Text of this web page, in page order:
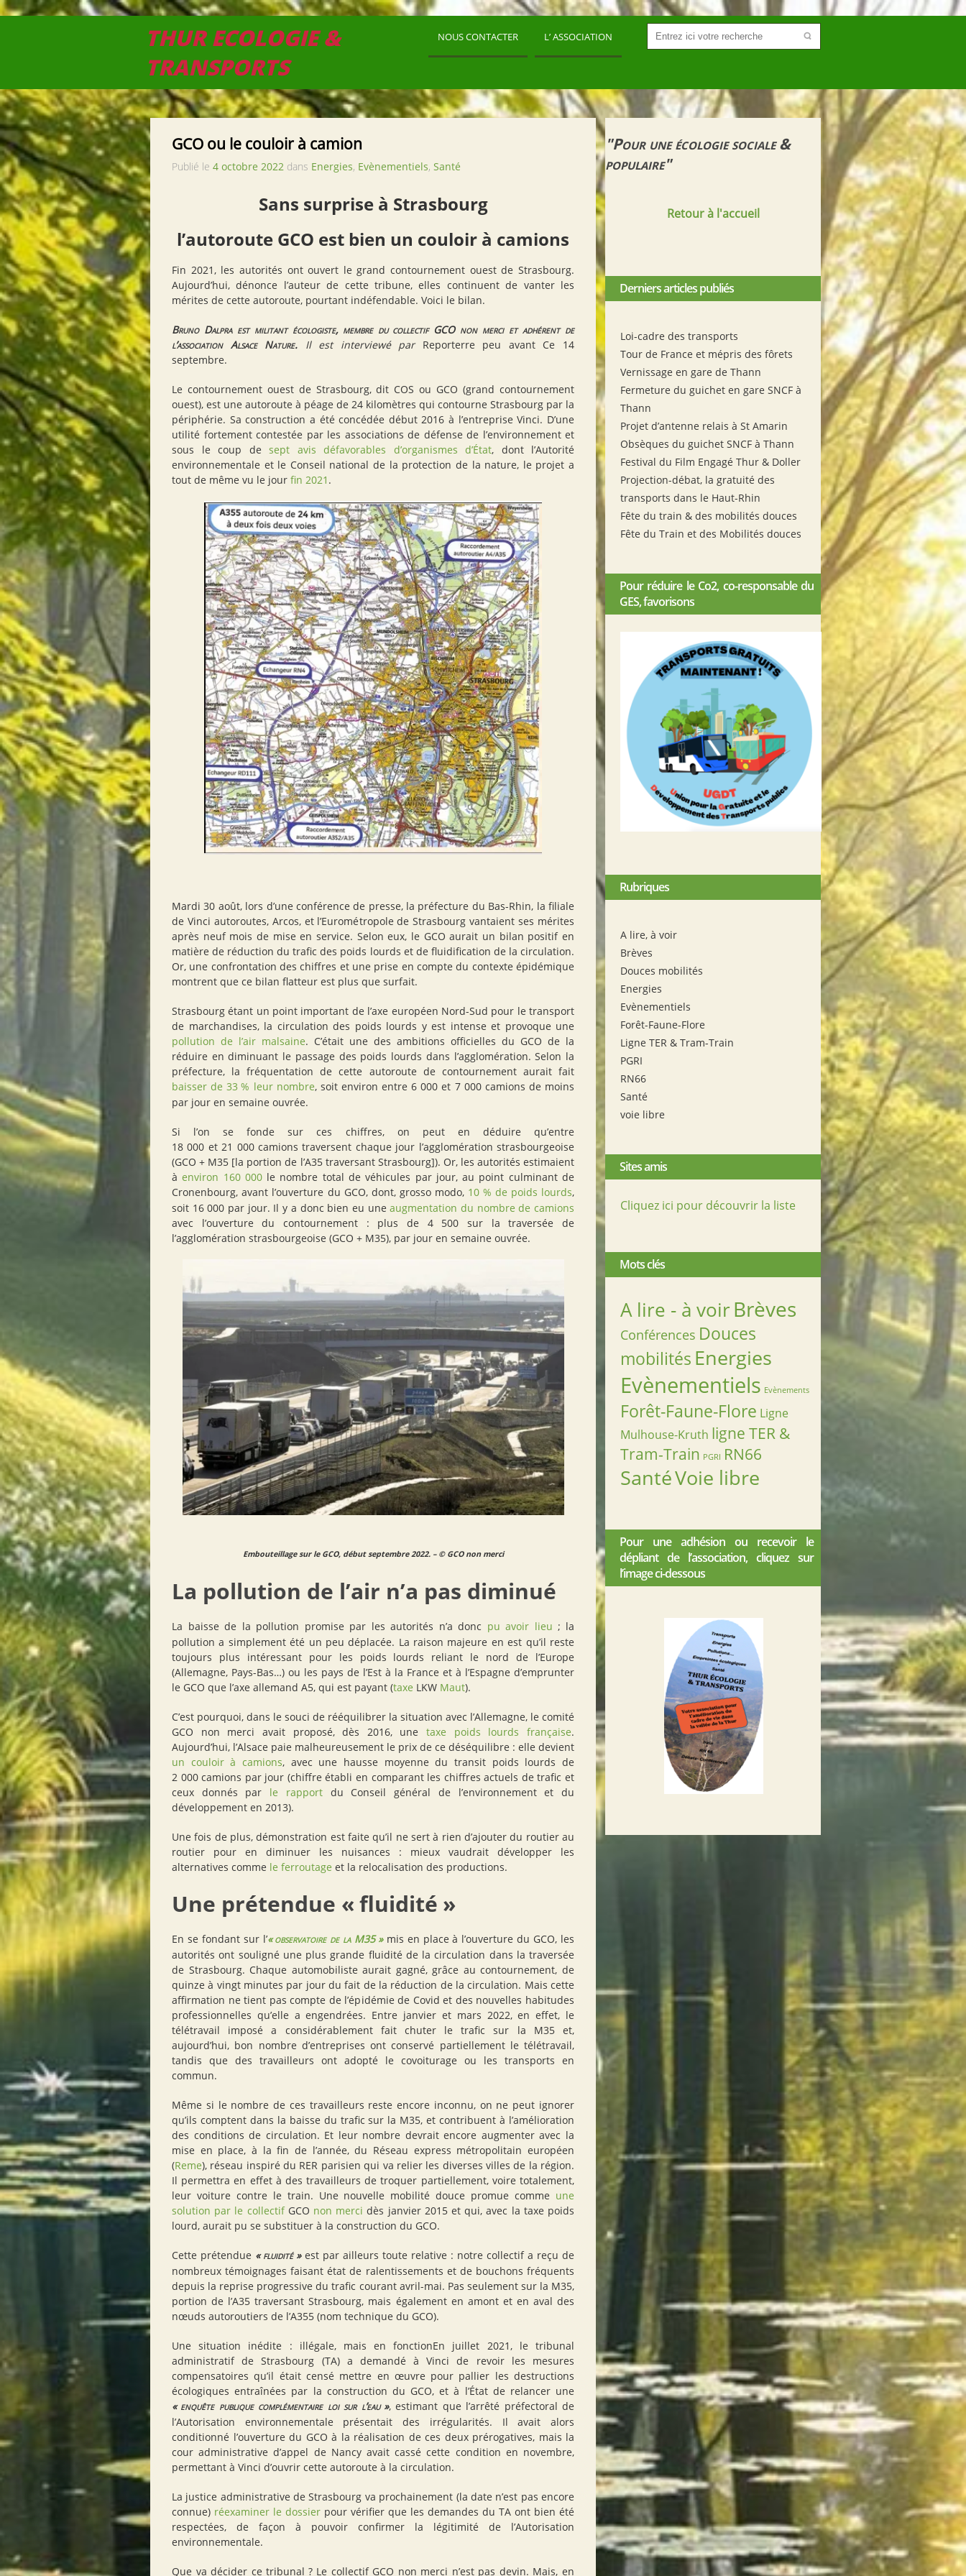
THUR ECOLOGIE &
TRANSPORTS
NOUS CONTACTER L’ ASSOCIATION
"Pour une écologie sociale &
populaire"
Retour à l'accueil
Derniers articles publiés
Loi-cadre des transports
Tour de France et mépris des fôrets
Vernissage en gare de Thann
Fermeture du guichet en gare SNCF à
Thann
Projet d’antenne relais à St Amarin
Obsèques du guichet SNCF à Thann
Festival du Film Engagé Thur & Doller
Projection-débat, la gratuité des
transports dans le Haut-Rhin
Fête du train & des mobilités douces
Fête du Train et des Mobilités douces
Pour réduire le Co2, co-responsable du
GES, favorisons
Rubriques
A lire, à voir
Brèves
Douces mobilités
Energies
Evènementiels
Forêt-Faune-Flore
Ligne TER & Tram-Train
PGRI
RN66
Santé
voie libre
Sites amis
Cliquez ici pour découvrir la liste
Mots clés
A lire - à voirBrèves
Conférences Douces
mobilités Energies
Evènementiels Evènements
Forêt-Faune-Flore Ligne
Mulhouse-Kruth ligne TER &
Tram-Train PGRI RN66
SantéVoie libre
Pour une adhésion ou recevoir le
dépliant de l’association, cliquez sur
l’image ci-dessous
GCO ou le couloir à camion
Publié le 4 octobre 2022 dans Energies, Evènementiels, Santé
Sans surprise à Strasbourg
l’autoroute GCO est bien un couloir à camions
Fin 2021, les autorités ont ouvert le grand contournement ouest de Strasbourg.
Aujourd’hui, dénonce l’auteur de cette tribune, elles continuent de vanter les
mérites de cette autoroute, pourtant indéfendable. Voici le bilan.
Bruno Dalpra est militant écologiste, membre du collectif GCOnon merci et adhérent de
l’association Alsace Nature. Il est interviewé parReporterre peu avant Ce 14
septembre.
Le contournement ouest de Strasbourg, dit COS ou GCO (grand contournement
ouest), est une autoroute à péage de 24 kilomètres qui contourne Strasbourg par la
périphérie. Sa construction a été concédée début 2016 à l’entreprise Vinci. D’une
utilité fortement contestée par les associations de défense de l’environnement et
sous le coup de sept avis défavorables d’organismes d’État, dont l’Autorité
environnementale et le Conseil national de la protection de la nature, le projet a
tout de même vu le jour fin 2021 .
Mardi 30 août, lors d’une conférence de presse, la préfecture du Bas-Rhin, la filiale
de Vinci autoroutes, Arcos, et l’Eurométropole de Strasbourg vantaient ses mérites
après neuf mois de mise en service. Selon eux, le GCO aurait un bilan positif en
matière de réduction du trafic des poids lourds et de fluidification de la circulation.
Or, une confrontation des chiffres et une prise en compte du contexte épidémique
montrent que ce bilan flatteur est plus que surfait.
Strasbourg étant un point important de l’axe européen Nord-Sud pour le transport
de marchandises, la circulation des poids lourds y est intense et provoque une
pollution de l’air malsaine. C’était une des ambitions officielles du GCO de la
réduire en diminuant le passage des poids lourds dans l’agglomération. Selon la
préfecture, la fréquentation de cette autoroute de contournement aurait fait
baisser de 33 % leur nombre, soit environ entre 6 000 et 7 000 camions de moins
par jour en semaine ouvrée.
Si l’on se fonde sur ces chiffres, on peut en déduire qu’entre
18 000 et 21 000 camions traversent chaque jour l’agglomération strasbourgeoise
(GCO + M35 [la portion de l’A35 traversant Strasbourg]). Or, les autorités estimaient
àenviron 160 000le nombre total de véhicules par jour, au point culminant de
Cronenbourg, avant l’ouverture du GCO, dont, grosso modo, 10 % de poids lourds,
soit 16 000 par jour. Il y a donc bien eu uneaugmentation du nombre de camions
avec l’ouverture du contournement : plus de 4 500 sur la traversée de
l’agglomération strasbourgeoise (GCO + M35), par jour en semaine ouvrée.
Embouteillage sur le GCO, début septembre 2022. – © GCO non merci
La pollution de l’air n’a pas diminué
La baisse de la pollution promise par les autorités n’a donc pu avoir lieu ; la
pollution a simplement été un peu déplacée. La raison majeure en est qu’il reste
toujours plus intéressant pour les poids lourds reliant le nord de l’Europe
(Allemagne, Pays-Bas…) ou les pays de l’Est à la France et à l’Espagne d’emprunter
le GCO que l’axe allemand A5, qui est payant (taxe LKW Maut).
C’est pourquoi, dans le souci de rééquilibrer la situation avec l’Allemagne, le comité
GCO non merci avait proposé, dès 2016, unetaxe poids lourds française.
Aujourd’hui, l’Alsace paie malheureusement le prix de ce déséquilibre : elle devient
un couloir à camions, avec une hausse moyenne du transit poids lourds de
2 000 camions par jour (chiffre établi en comparant les chiffres actuels de trafic et
ceux donnés par le rapportdu Conseil général de l’environnement et du
développement en 2013).
Une fois de plus, démonstration est faite qu’il ne sert à rien d’ajouter du routier au
routier pour en diminuer les nuisances : mieux vaudrait développer les
alternatives comme le ferroutage et la relocalisation des productions.
Une prétendue «fluidité »
En se fondant sur l’« observatoire de la M35 »mis en place à l’ouverture du GCO, les
autorités ont souligné une plus grande fluidité de la circulation dans la traversée
de Strasbourg. Chaque automobiliste aurait gagné, grâce au contournement, de
quinze à vingt minutes par jour du fait de la réduction de la circulation. Mais cette
affirmation ne tient pas compte de l’épidémie de Covid et des nouvelles habitudes
professionnelles qu’elle a engendrées. Entre janvier et mars 2022, en effet, le
télétravail imposé a considérablement fait chuter le trafic sur la M35 et,
aujourd’hui, bon nombre d’entreprises ont conservé partiellement le télétravail,
tandis que des travailleurs ont adopté le covoiturage ou les transports en
commun.
Même si le nombre de ces travailleurs reste encore inconnu, on ne peut ignorer
qu’ils comptent dans la baisse du trafic sur la M35, et contribuent à l’amélioration
des conditions de circulation. Et leur nombre devrait encore augmenter avec la
mise en place, à la fin de l’année, du Réseau express métropolitain européen
(Reme), réseau inspiré du RER parisien qui va relier les diverses villes de la région.
Il permettra en effet à des travailleurs de troquer partiellement, voire totalement,
leur voiture contre le train. Une nouvelle mobilité douce promue comme une
solution par le collectif GCO non merci dès janvier 2015 et qui, avec la taxe poids
lourd, aurait pu se substituer à la construction du GCO.
Cette prétendue « fluidité »est par ailleurs toute relative : notre collectif a reçu de
nombreux témoignages faisant état de ralentissements et de bouchons fréquents
depuis la reprise progressive du trafic courant avril-mai. Pas seulement sur la M35,
portion de l’A35 traversant Strasbourg, mais également en amont et en aval des
nœuds autoroutiers de l’A355 (nom technique du GCO).
Une situation inédite : illégale, mais en fonctionEn juillet 2021, le tribunal
administratif de Strasbourg (TA) a demandé à Vinci de revoir les mesures
compensatoires qu’il était censé mettre en œuvre pour pallier les destructions
écologiques entraînées par la construction du GCO, et à l’État de relancer une
« enquête publique complémentaire loi sur l’eau », estimant que l’arrêté préfectoral de
l’Autorisation environnementale présentait des irrégularités. Il avait alors
conditionné l’ouverture du GCO à la réalisation de ces deux prérogatives, mais la
cour administrative d’appel de Nancy avait cassé cette condition en novembre,
permettant à Vinci d’ouvrir cette autoroute à la circulation.
La justice administrative de Strasbourg va prochainement (la date n’est pas encore
connue) réexaminer le dossier pour vérifier que les demandes du TA ont bien été
respectées, de façon à pouvoir confirmer la légitimité de l’Autorisation
environnementale.
Que va décider ce tribunal ? Le collectif GCO non merci n’est pas devin. Mais, en